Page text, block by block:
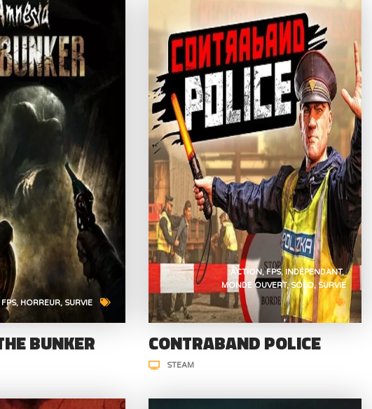
FPS HORREUR SURVIE
BUNKER
ACTION FPS INDÉPENDANT
MONDE OUVERT SOLO SURVIE
CONTRABAND POLICE
STEAM